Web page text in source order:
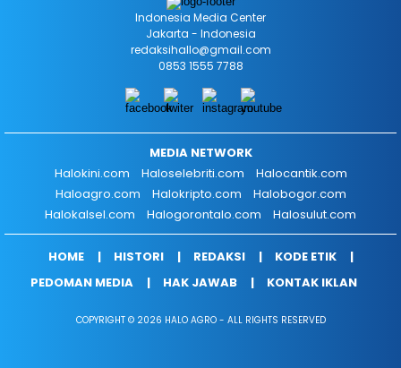
Indonesia Media Center
Jakarta - Indonesia
redaksihallo@gmail.com
0853 1555 7788
MEDIA NETWORK
Halokini.com
Haloselebriti.com
Halocantik.com
Haloagro.com
Halokripto.com
Halobogor.com
Halokalsel.com
Halogorontalo.com Halosulut.com
HOME HISTORI REDAKSI
KODE ETIK
PEDOMAN MEDIA
HAK JAWAB KONTAK IKLAN
COPYRIGHT © 2026 HALO AGRO - ALL RIGHTS RESERVED